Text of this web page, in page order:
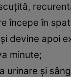
începe în
devine apoi
minute;
urinare şi